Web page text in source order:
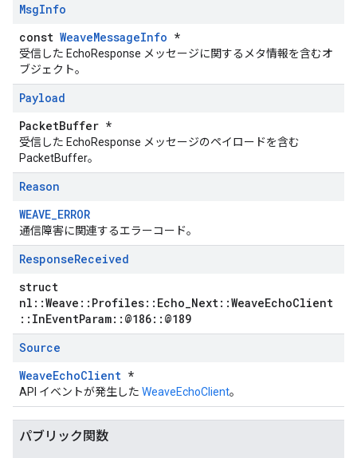
MsgInfo
const WeaveMessageInfo *
受信した EchoResponse メッセージに関するメタ情報を含むオ
ブジェクト。
Payload
PacketBuffer *
受信した EchoResponse メッセージのペイロードを含む
PacketBuffer。
Reason
WEAVE_ERROR
通信障害に関連するエラーコード。
ResponseReceived
struct
nl::Weave::Profiles::Echo_Next::WeaveEchoClient
::InEventParam::@186::@189
Source
WeaveEchoClient *
API イベントが発生した WeaveEchoClient。
パブリック関数